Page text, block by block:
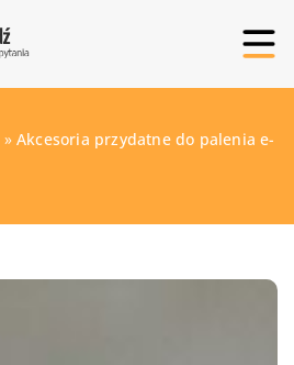
»Akcesoria przydatne do palenia e-